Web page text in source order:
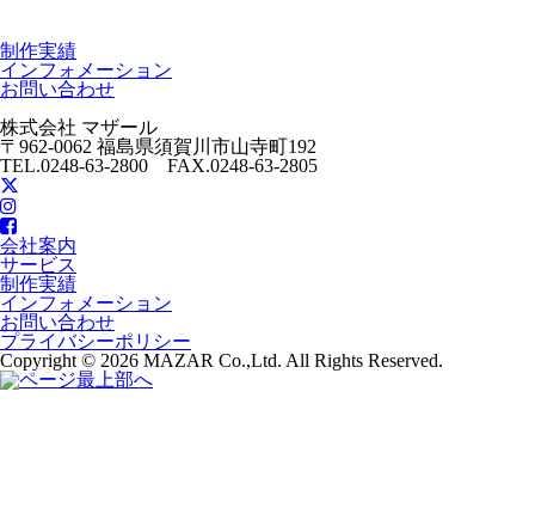
制作実績
インフォメーション
お問い合わせ
株式会社 マザール
〒962-0062 福島県須賀川市山寺町192
TEL.0248-63-2800 FAX.0248-63-2805
会社案内
サービス
制作実績
インフォメーション
お問い合わせ
プライバシーポリシー
Copyright © 2026 MAZAR Co.,Ltd. All Rights Reserved.